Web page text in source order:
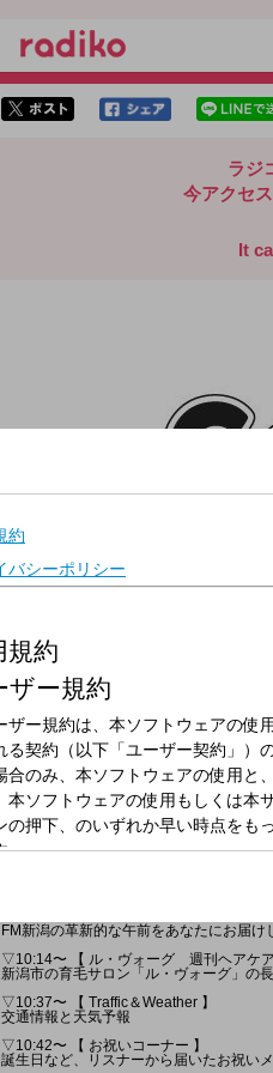
ラジ
今アクセ
It
放送局
放送時間
2026年6月3日（水）10:00～
番組名
Gottcha!!
FM新潟の革新的な午前をあなたにお届
▽10:14〜 【 ル・ヴォーグ 週刊ヘアケア
新潟市の育毛サロン「ル・ヴォーグ」の
▽10:37〜 【 Traffic＆Weather 】
交通情報と天気予報
▽10:42〜 【 お祝いコーナー 】
誕生日など、リスナーから届いたお祝い